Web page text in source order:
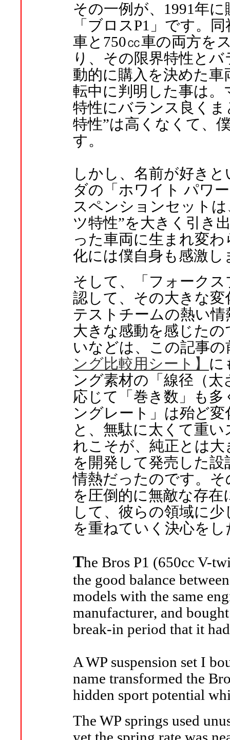
その一例が、1991年
「ブロスP1」です。
車と750㏄車の両方を
り、その限界特性と
動的に購入を決めた
転中に判明した事は
特性にバランス良く
特性”は高くなくて、
す。
しかし、名前が好き
ダの「ホワイト パワ
スペンションセット
ツ特性”を大きく引き
った車両に生まれ変
化には僕自身も感激し
そして、「フォーク
認して、その大きな
テストチームの熱い
大きな感動を感じた
いなどは、この記事
ング比較用シート】 に
ング素材の「線径（
応じて「巻き数」も
ングレート」は殆ど
と、無駄に太くて重
れこそが、純正とは
を開発して発売した
情熱だったのです。
を圧倒的に無敵な存
して、彼らの領域に
を重ねていく決心を
The Bros P1 (650cc V-
the good balance
models with the same
manufacturer, and
break-in period that it
A WP suspension set I
name transformed the
hidden sport potential
The WP springs used